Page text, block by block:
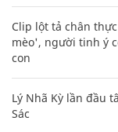
Clip lột tả chân
mèo', người tinh ý
con
Lý Nhã Kỳ lần đầu
Sác